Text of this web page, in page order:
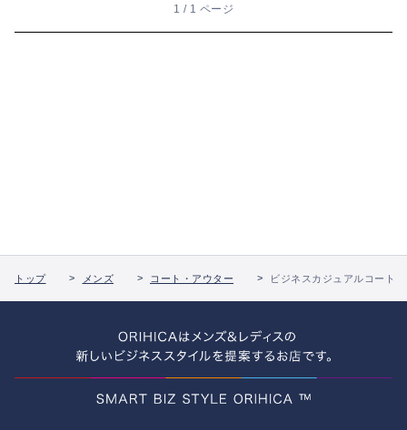
1 / 1 ページ
トップ メンズ コート・アウター ビジネスカジュアルコート